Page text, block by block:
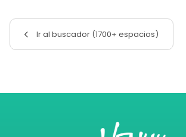
Ir al buscador (1700+ espacios)